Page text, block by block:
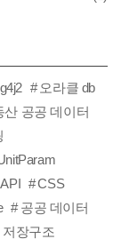
오라클 db
산 공공 데이터
CSS
공공 데이터
저장구조